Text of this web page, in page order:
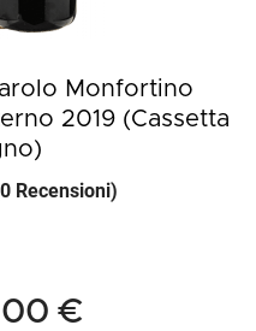
Monfortino
2019 (Cassetta
Recensioni)
€